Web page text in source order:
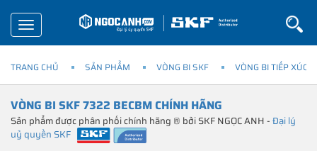
Toggle
navigation
TRANG CHỦ SẢN PHẨM VÒNG BI SKF VÒNG BI TIẾP XÚC
VÒNG BI SKF 7322 BECBM CHÍNH HÃNG
Sản phẩm được phân phối chính hãng ® bởi SKF NGỌC ANH -Đại lý
uỷ quyền SKF